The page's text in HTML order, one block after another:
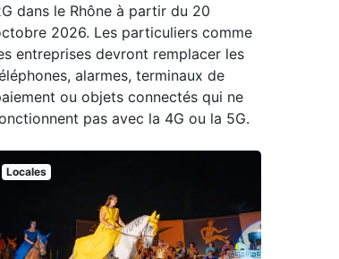
dans le Rhône à partir du 20
2026. Les particuliers comme
entreprises devront remplacer les
alarmes, terminaux de
ou objets connectés qui ne
pas avec la 4G ou la 5G.
Locales